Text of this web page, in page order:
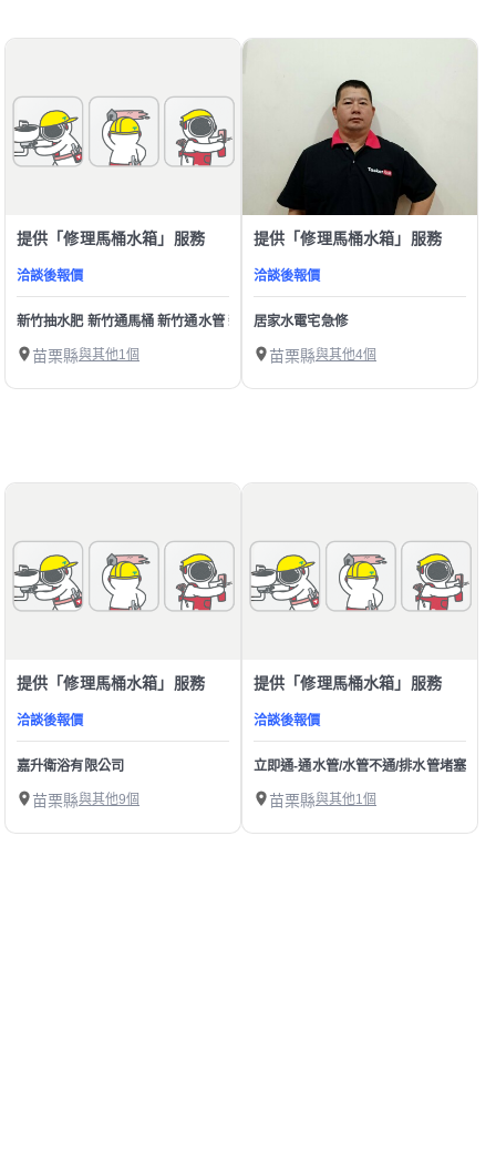
提供「修理馬桶水箱」服務
洽談後報價
新竹抽水肥 新竹通馬桶 新竹通水管 新竹水管不通馬桶不通 新竹抽污水池 新竹水
苗栗縣與其他1個
提供「修理馬桶水箱」服務
洽談後報價
居家水電宅急修
苗栗縣與其他4個
提供「修理馬桶水箱」服務
洽談後報價
嘉升衛浴有限公司
苗栗縣與其他9個
提供「修理馬桶水箱」服務
洽談後報價
立即通-通水管/水管不通/排水管堵塞/下
苗栗縣與其他1個